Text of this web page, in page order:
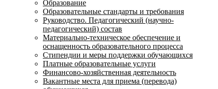
Образование
Образовательные стандарты и требования
Руководство. Педагогический (научно-
педагогический) состав
Материально-техническое обеспечение и
оснащенность образовательного процесса
Стипендии и меры поддержки обучающихся
Платные образовательные услуги
Финансово-хозяйственная деятельность
Вакантные места для приема (перевода)